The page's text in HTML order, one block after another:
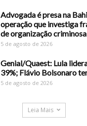
Advogada é presa na
operação que investiga
de organização criminosa
5 de agosto de 2026
Genial/Quaest: Lula
39%; Flávio Bolsonaro
5 de agosto de 2026
Leia Mais